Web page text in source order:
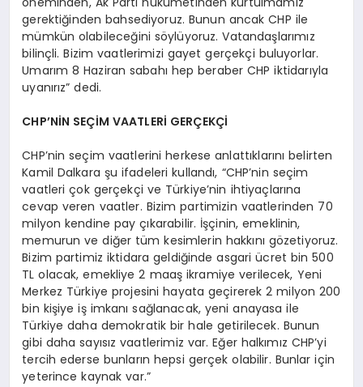
gerektiğinden bahsediyoruz. Bunun ancak CHP ile
mümkün olabileceğini söylüyoruz. Vatandaşlarımız
bilinçli. Bizim vaatlerimizi gayet gerçekçi buluyorlar.
Umarım 8 Haziran sabahı hep beraber CHP iktidarıyla
uyanırız” dedi.
CHP’NİN SEÇİM VAATLERİ GERÇEKÇİ
CHP’nin seçim vaatlerini herkese anlattıklarını belirten
Kamil Dalkara şu ifadeleri kullandı, “CHP’nin seçim
vaatleri çok gerçekçi ve Türkiye’nin ihtiyaçlarına
cevap veren vaatler. Bizim partimizin vaatlerinden 70
milyon kendine pay çıkarabilir. İşçinin, emeklinin,
memurun ve diğer tüm kesimlerin hakkını gözetiyoruz.
Bizim partimiz iktidara geldiğinde asgari ücret bin 500
TL olacak, emekliye 2 maaş ikramiye verilecek, Yeni
Merkez Türkiye projesini hayata geçirerek 2 milyon 200
bin kişiye iş imkanı sağlanacak, yeni anayasa ile
Türkiye daha demokratik bir hale getirilecek. Bunun
gibi daha sayısız vaatlerimiz var. Eğer halkımız CHP’yi
tercih ederse bunların hepsi gerçek olabilir. Bunlar için
yeterince kaynak var.”